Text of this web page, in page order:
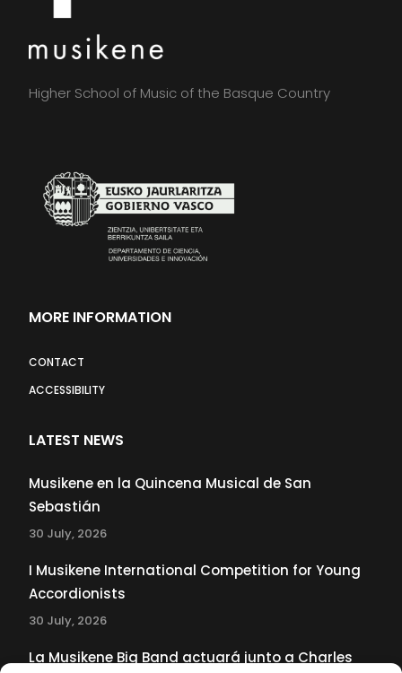
Higher School of Music of the Basque Country
MORE INFORMATION
CONTACT
ACCESSIBILITY
LATEST NEWS
Musikene en la Quincena Musical de San
Sebastián
30 July, 2026
I Musikene International Competition for Young
Accordionists
30 July, 2026
La Musikene Big Band actuará junto a Charles